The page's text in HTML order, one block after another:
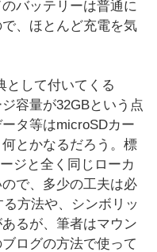
バッテリーは普通に
、ほとんど充電を気
として付いてくる
容量が32GBという点
タ等はmicroSDカー
とかなるだろう。標
ジと全く同じローカ
で、多少の工夫は必
方法や、シンボリッ
るが、筆者はマウン
ログの方法で使って